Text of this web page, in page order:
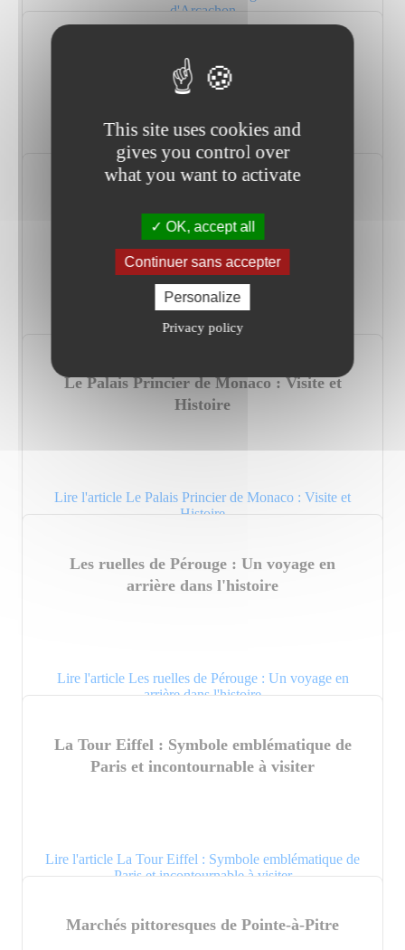
This site uses cookies and
gives you control over
what you want to activate
OK, accept all
Continuer sans accepter
Personalize
Privacy policy
d'Arcachon
Cathédrale Saint-Pierre : Guide 2023
Lire l'article Cathédrale Saint-Pierre : Guide 2023
incontournable
incontournable
Le Palais Princier de Monaco : Visite et
Histoire
Lire l'article Le Palais Princier de Monaco : Visite et
Histoire
Les ruelles de Pérouge : Un voyage en
arrière dans l'histoire
Lire l'article Les ruelles de Pérouge : Un voyage en
arrière dans l'histoire
La Tour Eiffel : Symbole emblématique de
Paris et incontournable à visiter
Lire l'article La Tour Eiffel : Symbole emblématique de
Paris et incontournable à visiter
Marchés pittoresques de Pointe-à-Pitre